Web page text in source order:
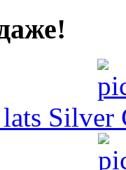
Silver